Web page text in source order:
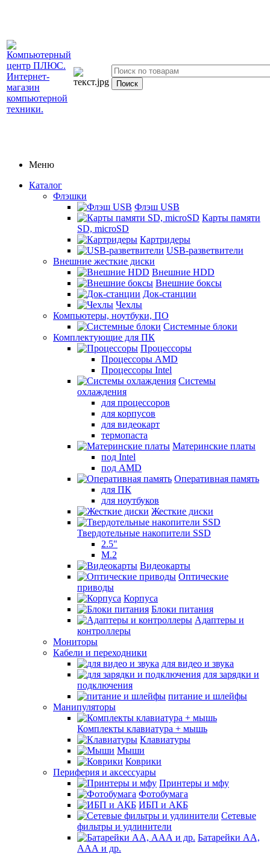
Меню
Каталог
Флэшки
Флэш USB
Карты памяти
SD, microSD
Картридеры
USB-разветвители
Внешние жесткие диски
Внешние HDD
Внешние боксы
Док-станции
Чехлы
Компьютеры, ноутбуки, ПО
Системные блоки
Комплектующие для ПК
Процессоры
Процессоры AMD
Процессоры Intel
Системы
охлаждения
для процессоров
для корпусов
для видеокарт
термопаста
Материнские платы
под Intel
под AMD
Оперативная память
для ПК
для ноутбуков
Жесткие диски
Твердотельные накопители SSD
2.5"
M.2
Видеокарты
Оптические
приводы
Корпуса
Блоки питания
Адаптеры и
контроллеры
Мониторы
Кабели и переходники
для видео и звука
для зарядки и
подключения
питание и шлейфы
Манипуляторы
Комплекты клавиатура + мышь
Клавиатуры
Мыши
Коврики
Периферия и аксессуары
Принтеры и мфу
Фотобумага
ИБП и АКБ
Сетевые
фильтры и удлинители
Батарейки АА,
ААА и др.